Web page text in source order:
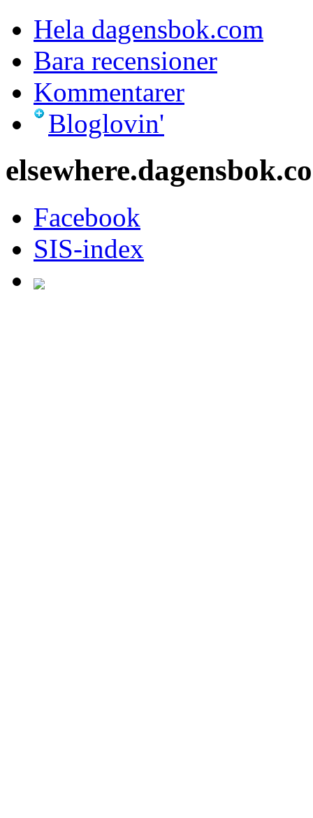
Hela dagensbok.com
Bara recensioner
Kommentarer
Bloglovin'
Facebook
SIS-index